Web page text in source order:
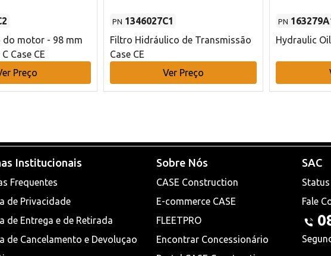
do motor - 98 mm
Case CE
Preço
PN 1346027C1
Filtro Hidráulico de Transmissão
Case CE
Ver Preço
PN
Hydraulic
Institucionais
Frequentes
de Privacidade
de Entrega e de Retirada
de Cancelamento e Devoluçao
Sobre Nós
CASE Construction
E-commerce CASE
FLEETPRO
Encontrar Concessionário
SAC
Fale